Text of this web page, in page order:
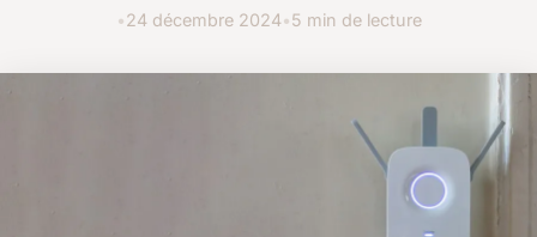
•24 décembre 2024•5 min de lecture